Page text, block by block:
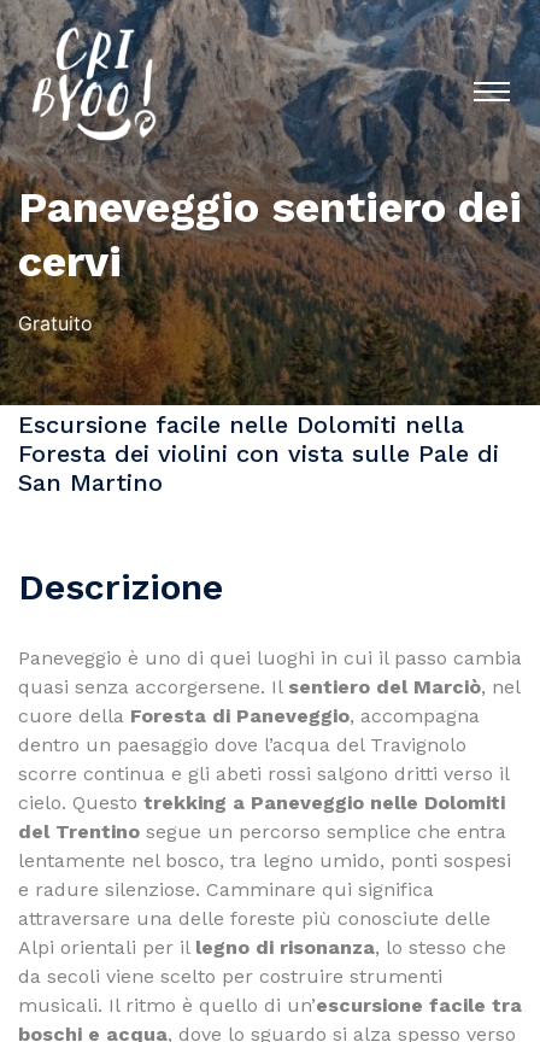
Paneveggio sentiero dei
cervi
Gratuito
Escursione facile nelle Dolomiti nella
Foresta dei violini con vista sulle Pale di
San Martino
Descrizione
Paneveggio è uno di quei luoghi in cui il passo cambia
quasi senza accorgersene. Il sentiero del Marciò, nel
cuore della Foresta di Paneveggio, accompagna
dentro un paesaggio dove l’acqua del Travignolo
scorre continua e gli abeti rossi salgono dritti verso il
cielo. Questo trekking a Paneveggio nelle Dolomiti
del Trentino segue un percorso semplice che entra
lentamente nel bosco, tra legno umido, ponti sospesi
e radure silenziose. Camminare qui significa
attraversare una delle foreste più conosciute delle
Alpi orientali per il legno di risonanza, lo stesso che
da secoli viene scelto per costruire strumenti
musicali. Il ritmo è quello di un’escursione facile tra
boschi e acqua, dove lo sguardo si alza spesso verso